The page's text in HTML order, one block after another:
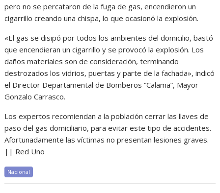
pero no se percataron de la fuga de gas, encendieron un
cigarrillo creando una chispa, lo que ocasionó la explosión.
«El gas se disipó por todos los ambientes del domicilio, bastó
que encendieran un cigarrillo y se provocó la explosión. Los
daños materiales son de consideración, terminando
destrozados los vidrios, puertas y parte de la fachada», indicó
el Director Departamental de Bomberos “Calama”, Mayor
Gonzalo Carrasco.
Los expertos recomiendan a la población cerrar las llaves de
paso del gas domiciliario, para evitar este tipo de accidentes.
Afortunadamente las víctimas no presentan lesiones graves.
|| Red Uno
Nacional